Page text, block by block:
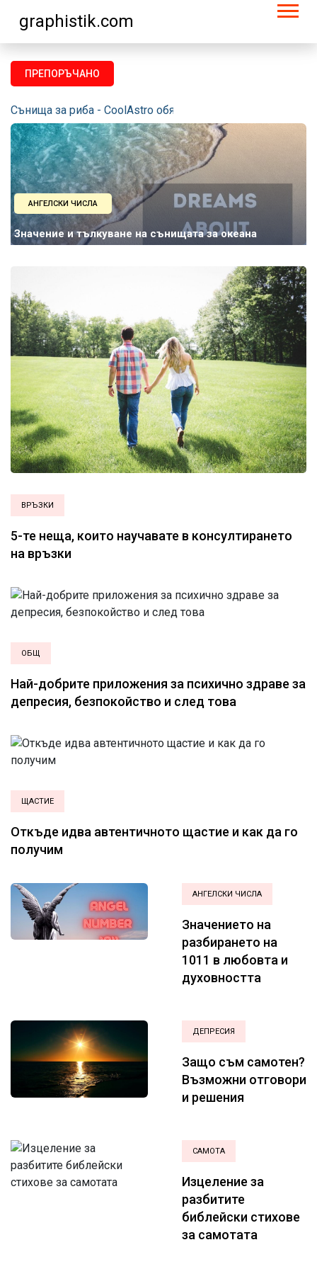
graphistik.com
ПРЕПОРЪЧАНО
Сънища за риба - CoolAstro обясни значението на съня
АНГЕЛСКИ ЧИСЛА
Значение и тълкуване на сънищата за океана
ВРЪЗКИ
5-те неща, които научавате в консултирането
на връзки
ОБЩ
Най-добрите приложения за психично здраве за
депресия, безпокойство и след това
ЩАСТИЕ
Откъде идва автентичното щастие и как да го
получим
АНГЕЛСКИ ЧИСЛА
Значението на
разбирането на
1011 в любовта и
духовността
ДЕПРЕСИЯ
Защо съм самотен?
Възможни отговори
и решения
САМОТА
Изцеление за
разбитите
библейски стихове
за самотата